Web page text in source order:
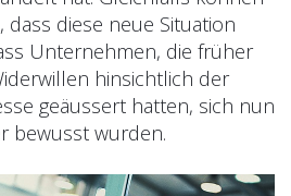
diese neue Situation
Unternehmen, die früher
hinsichtlich der
geäussert hatten, sich nun
bewusst wurden.